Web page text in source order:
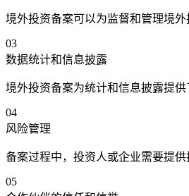
境外投资备案可以为监督和管理境
03
数据统计和信息披露
境外投资备案为统计和信息披露提
04
风险管理
备案过程中，投资人或企业需要提
05